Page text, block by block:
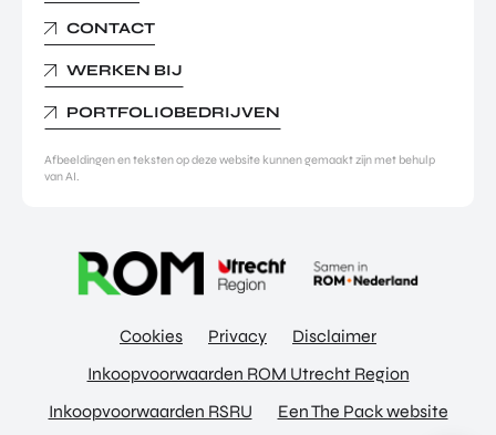
CONTACT
WERKEN BIJ
PORTFOLIOBEDRIJVEN
Afbeeldingen en teksten op deze website kunnen gemaakt zijn met behulp
van AI.
Cookies Privacy
Disclaimer
Inkoopvoorwaarden ROM Utrecht Region
Inkoopvoorwaarden RSRU
Een The Pack website